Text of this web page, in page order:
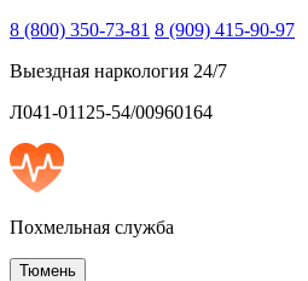
8 (800) 350-73-81 8 (909) 415-90-97
Выездная наркология 24/7
Л041-01125-54/00960164
Похмельная служба
Тюмень